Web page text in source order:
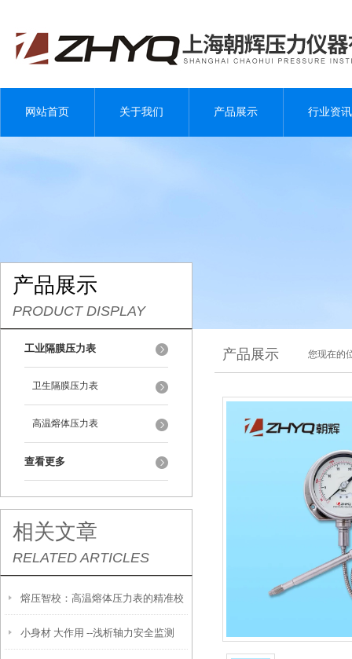
网站首页 关于我们 产品展示 行业资讯
产品展示
PRODUCT DISPLAY
工业隔膜压力表
卫生隔膜压力表
高温熔体压力表
查看更多
相关文章
RELATED ARTICLES
熔压智校：高温熔体压力表的精准校
准技术
小身材 大作用 --浅析轴力安全监测
产品展示 您现在的